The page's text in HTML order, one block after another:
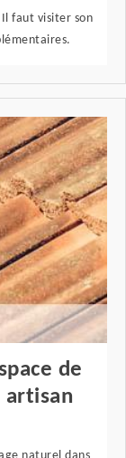
faut visiter son
de
artisan